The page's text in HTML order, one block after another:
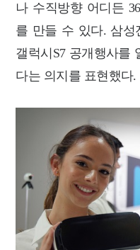
나 수직방향 어디든
를 만들 수 있다. 삼성
갤럭시S7 공개행사를
다는 의지를 표현했다.